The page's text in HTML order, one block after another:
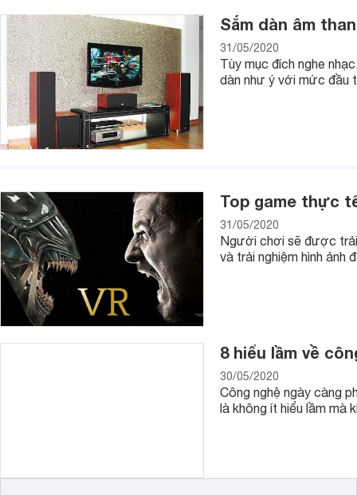
Sắm dàn âm
31/05/2020
Tùy mục đích nghe
dàn như ý với mức đầu
Top game thực
31/05/2020
Người chơi sẽ được trải
và trải nghiệm hình ảnh
8 hiểu lầm về
30/05/2020
Công nghệ ngày càng
là không ít hiểu lầm mà